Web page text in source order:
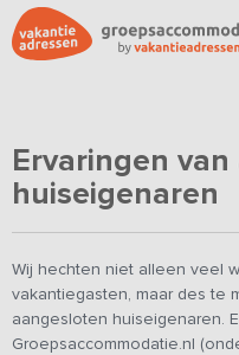
Ervaringen
huiseigenaren
Wij hechten niet alleen veel
vakantiegasten, maar des te
aangesloten huiseigenaren.
Groepsaccommodatie.nl